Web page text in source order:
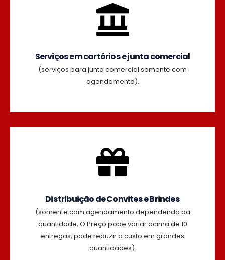
Serviços em cartórios e junta comercial
(serviços para junta comercial somente com
agendamento).
Distribuição de Convites e Brindes
(somente com agendamento dependendo da
quantidade, O Preço pode variar acima de 10
entregas, pode reduzir o custo em grandes
quantidades).